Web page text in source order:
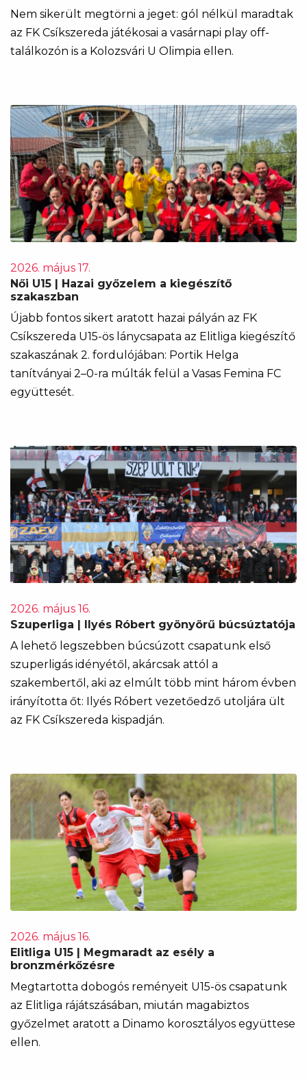
Nem sikerült megtörni a jeget: gól nélkül maradtak
az FK Csíkszereda játékosai a vasárnapi play off-
találkozón is a Kolozsvári U Olimpia ellen.
2026. május 17.
Női U15 | Hazai győzelem a kiegészítő
szakaszban
Újabb fontos sikert aratott hazai pályán az FK
Csíkszereda U15-ös lánycsapata az Elitliga kiegészítő
szakaszának 2. fordulójában: Portik Helga
tanítványai 2–0-ra múlták felül a Vasas Femina FC
együttesét.
2026. május 16.
Szuperliga | Ilyés Róbert gyönyörű búcsúztatója
A lehető legszebben búcsúzott csapatunk első
szuperligás idényétől, akárcsak attól a
szakembertől, aki az elmúlt több mint három évben
irányította őt: Ilyés Róbert vezetőedző utoljára ült
az FK Csíkszereda kispadján.
2026. május 16.
Elitliga U15 | Megmaradt az esély a
bronzmérkőzésre
Megtartotta dobogós reményeit U15-ös csapatunk
az Elitliga rájátszásában, miután magabiztos
győzelmet aratott a Dinamo korosztályos együttese
ellen.